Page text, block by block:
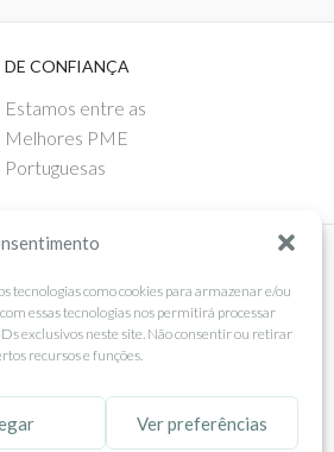
tecnologias como cookies para armazenar e/ou
essas tecnologias nos permitirá processar
exclusivos neste site. Não consentir ou retirar
recursos e funções.
Ver preferências
DE CONFIANÇA
Estamos entre as
Melhores PME
Portuguesas
NOS
Facebook